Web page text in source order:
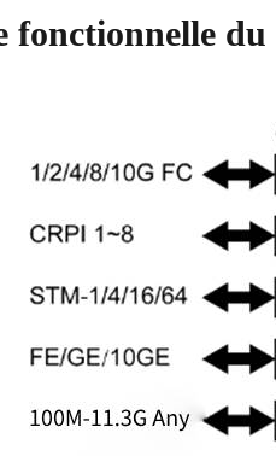
fonctionnelle